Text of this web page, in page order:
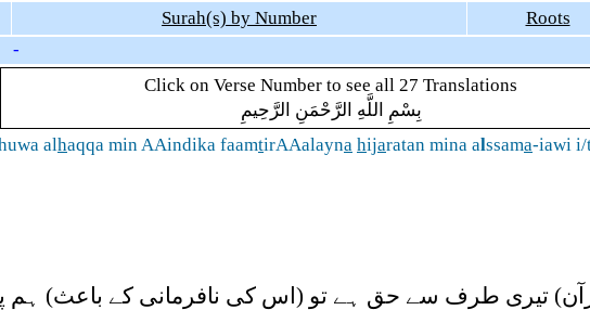
Surah(s) by Number Roots
-
Click on Verse Number to see all 27 Translations
بِسْمِ اللَّهِ الرَّحْمَنِ الرَّحِيمِ
alhaqqa min AAindika faamtirAAalayna hijaratan mina alssama-iawi
تیری طرف سے حق ہے تو (اس کی نافرمانی کے باعث) ہم